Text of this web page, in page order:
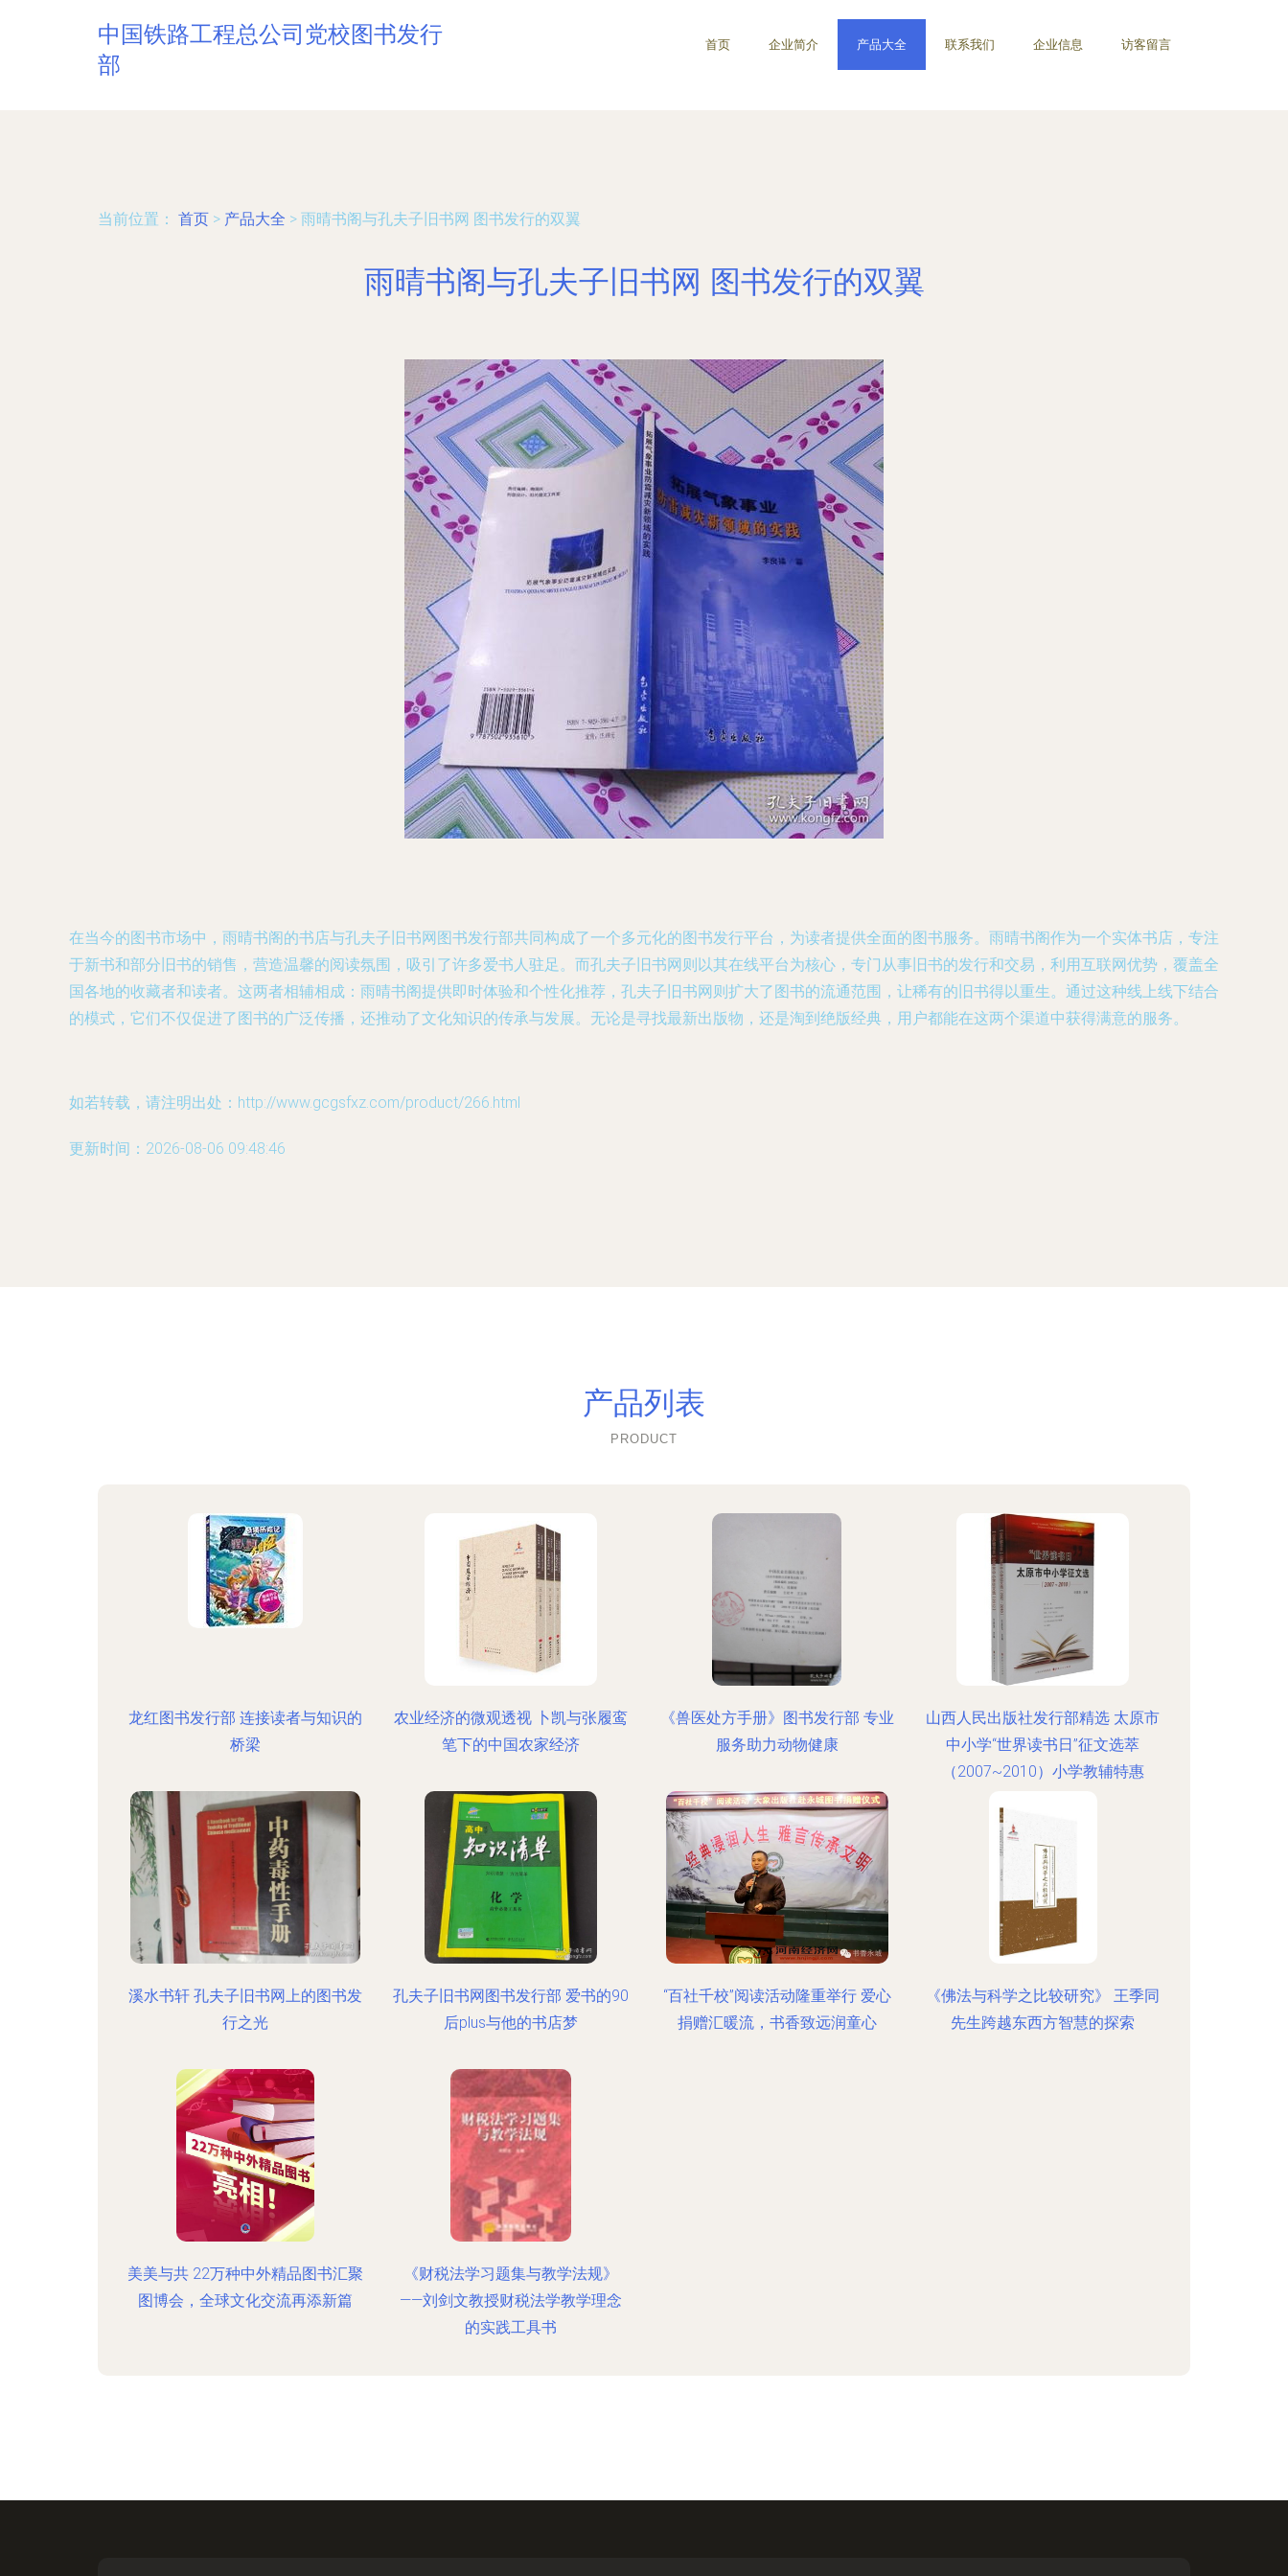
中国铁路工程总公司党校图书发行
部
首页 企业简介 产品大全 联系我们 企业信息 访客留言
当前位置： 首页 > 产品大全 > 雨晴书阁与孔夫子旧书网 图书发行的双翼
雨晴书阁与孔夫子旧书网 图书发行的双翼
在当今的图书市场中，雨晴书阁的书店与孔夫子旧书网图书发行部共同构成了一个多元化的图书发行平台，为读者提供全面的图书服务。雨晴书阁作为一个实体书店，专注
于新书和部分旧书的销售，营造温馨的阅读氛围，吸引了许多爱书人驻足。而孔夫子旧书网则以其在线平台为核心，专门从事旧书的发行和交易，利用互联网优势，覆盖全
国各地的收藏者和读者。这两者相辅相成：雨晴书阁提供即时体验和个性化推荐，孔夫子旧书网则扩大了图书的流通范围，让稀有的旧书得以重生。通过这种线上线下结合
的模式，它们不仅促进了图书的广泛传播，还推动了文化知识的传承与发展。无论是寻找最新出版物，还是淘到绝版经典，用户都能在这两个渠道中获得满意的服务。
如若转载，请注明出处：http://www.gcgsfxz.com/product/266.html
更新时间：2026-08-06 09:48:46
产品列表
PRODUCT
龙红图书发行部 连接读者与知识的
桥梁
农业经济的微观透视 卜凯与张履鸾
笔下的中国农家经济
《兽医处方手册》图书发行部 专业
服务助力动物健康
山西人民出版社发行部精选 太原市
中小学“世界读书日”征文选萃
（2007~2010）小学教辅特惠
溪水书轩 孔夫子旧书网上的图书发
行之光
孔夫子旧书网图书发行部 爱书的90
后plus与他的书店梦
“百社千校”阅读活动隆重举行 爱心
捐赠汇暖流，书香致远润童心
《佛法与科学之比较研究》 王季同
先生跨越东西方智慧的探索
美美与共 22万种中外精品图书汇聚
图博会，全球文化交流再添新篇
《财税法学习题集与教学法规》
——刘剑文教授财税法学教学理念
的实践工具书